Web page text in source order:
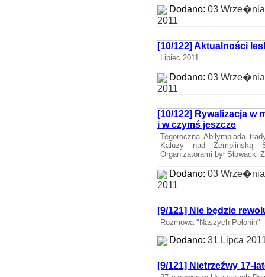
Dodano: 03 Wrze�nia
2011
[10/122] Aktualności
Lipiec 2011
Dodano: 03 Wrze�nia
2011
[10/122] Rywalizacja w
i w czymś jeszcze
Tegoroczna Abilympiada
Kaluży nad Zemplinską
Organizatorami był Słowacki
Dodano: 03 Wrze�nia
2011
[9/121] Nie będzie
Rozmowa "Naszych
Dodano: 31 Lipca
[9/121] Nietrzeźwy 17-